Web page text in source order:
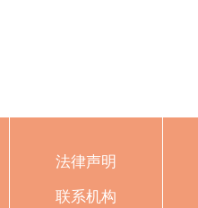
法律声明
联系机构